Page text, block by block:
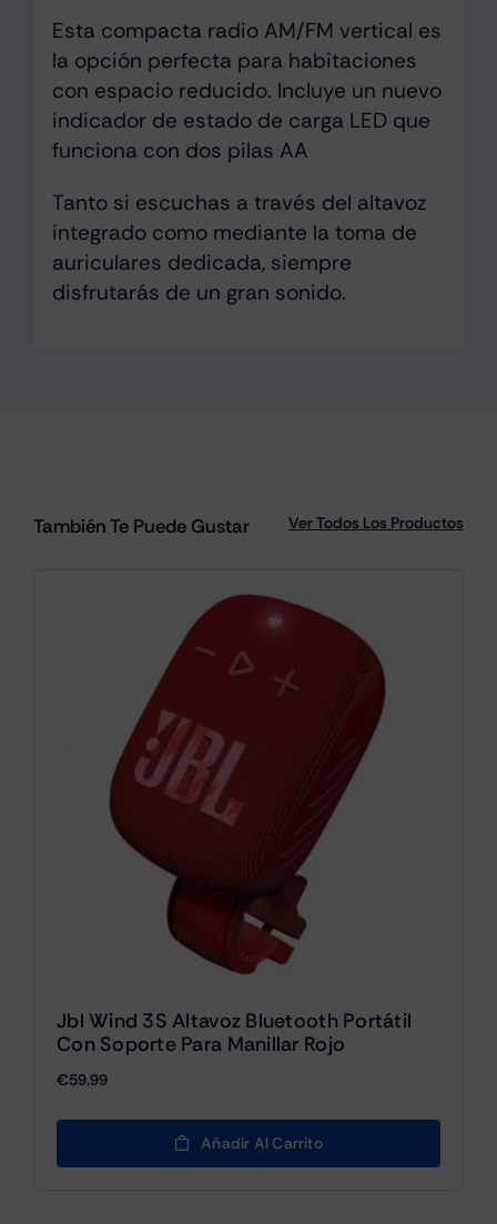
Esta compacta radio AM/FM vertical es
la opción perfecta para habitaciones
con espacio reducido. Incluye un nuevo
indicador de estado de carga LED que
funciona con dos pilas AA
Tanto si escuchas a través del altavoz
integrado como mediante la toma de
auriculares dedicada, siempre
disfrutarás de un gran sonido.
También Te Puede Gustar Ver Todos Los Productos
Jbl Wind 3S Altavoz Bluetooth Portátil
Con Soporte Para Manillar Rojo
€59.99
Añadir Al Carrito